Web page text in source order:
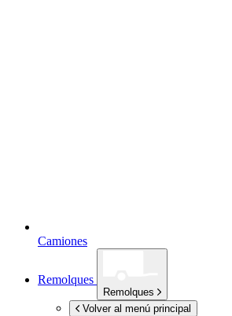
Camiones
Remolques
Remolques
Volver al menú principal